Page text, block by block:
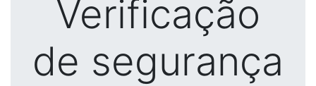
Verificação
de segurança